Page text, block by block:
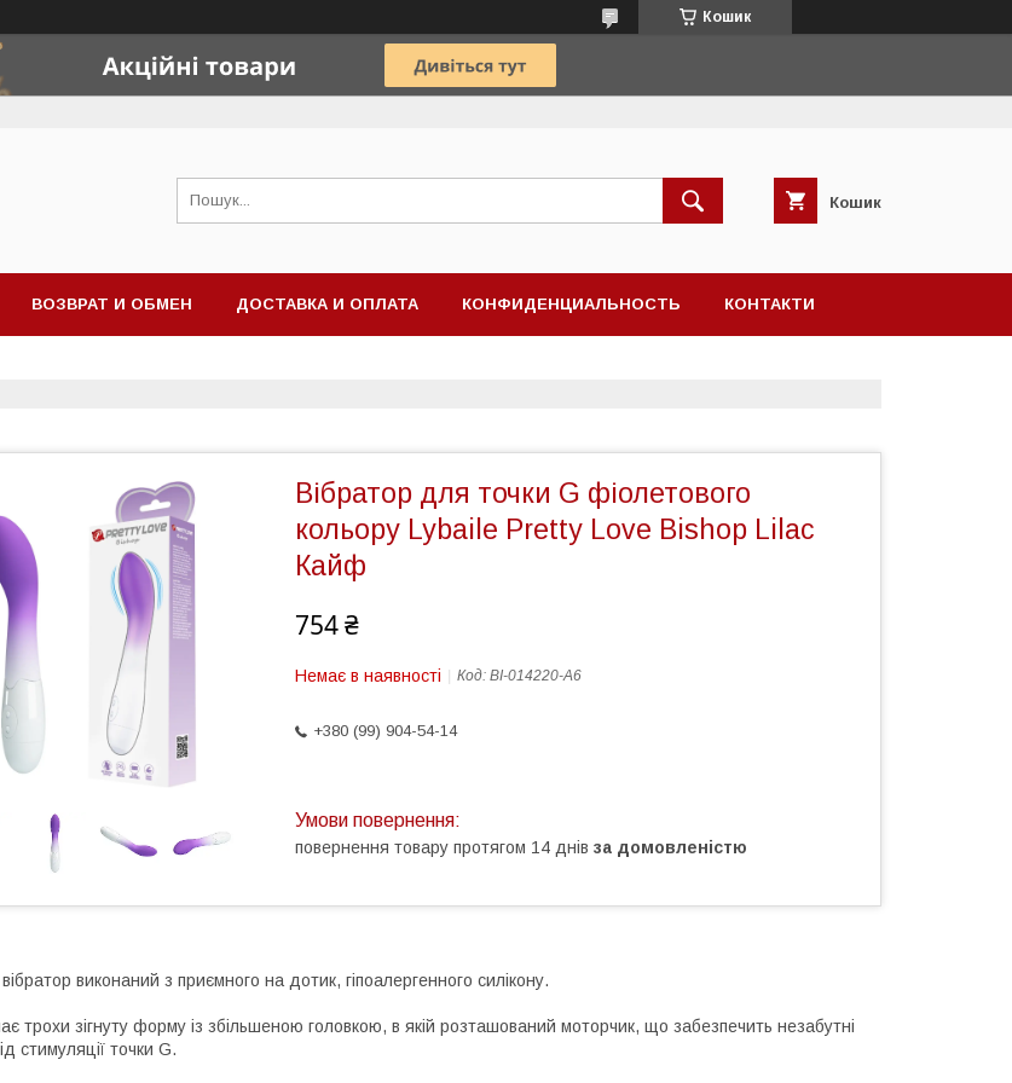
Кошик
Кошик
ВОЗВРАТ И ОБМЕН ДОСТАВКА И ОПЛАТА КОНФИДЕНЦИАЛЬНОСТЬ КОНТАКТИ
Вібратор для точки G фіолетового
кольору Lybaile Pretty Love Bishop Lilac
Кайф
754 ₴
Немає в наявності Код: BI-014220-A6
+380 (99) 904-54-14
повернення товару протягом 14 днів за домовленістю
виконаний з приємного на дотик, гіпоалергенного силікону.
трохи зігнуту форму із збільшеною головкою, в якій розташований моторчик, що забезпечить незабутні
стимуляції точки G.